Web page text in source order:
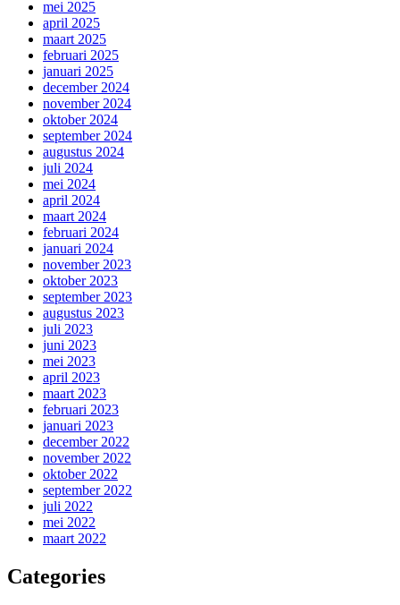
mei 2025
april 2025
maart 2025
februari 2025
januari 2025
december 2024
november 2024
oktober 2024
september 2024
augustus 2024
juli 2024
mei 2024
april 2024
maart 2024
februari 2024
januari 2024
november 2023
oktober 2023
september 2023
augustus 2023
juli 2023
juni 2023
mei 2023
april 2023
maart 2023
februari 2023
januari 2023
december 2022
november 2022
oktober 2022
september 2022
juli 2022
mei 2022
maart 2022
Categories